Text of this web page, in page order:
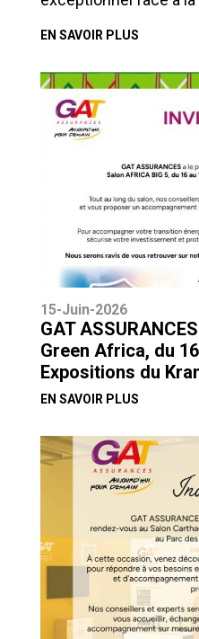
EN SAVOIR PLUS
15-Juin-2026
GAT
Green Africa, du
Expositions du
EN SAVOIR PLUS